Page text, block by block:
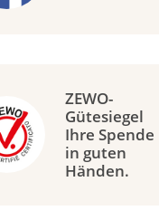
ZEWO-
Gütesiegel
Ihre Spende
in guten
Händen.